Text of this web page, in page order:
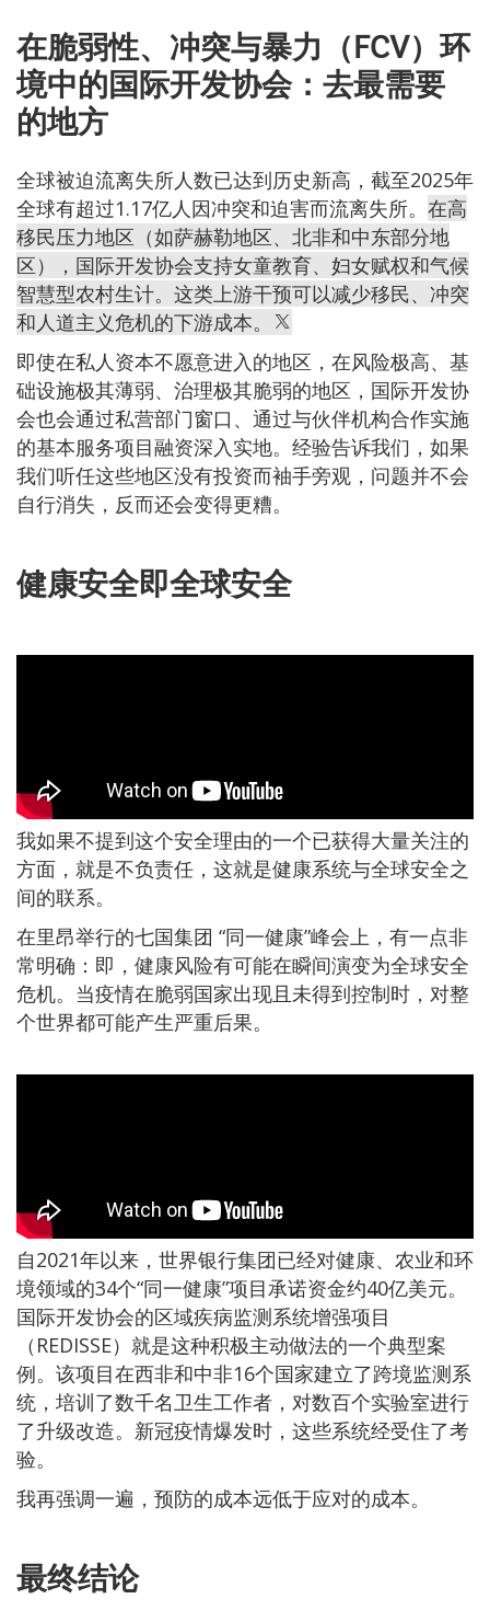
在脆弱性、冲突与暴力（FCV）环
境中的国际开发协会：去最需要
的地方
全球被迫流离失所人数已达到历史新高，截至2025年
全球有超过1.17亿人因冲突和迫害而流离失所。 在高
移民压力地区（如萨赫勒地区、北非和中东部分地
区），国际开发协会支持女童教育、妇女赋权和气候
智慧型农村生计。这类上游干预可以减少移民、冲突
和人道主义危机的下游成本。
即使在私人资本不愿意进入的地区，在风险极高、基
础设施极其薄弱、治理极其脆弱的地区，国际开发协
会也会通过私营部门窗口、通过与伙伴机构合作实施
的基本服务项目融资深入实地。经验告诉我们，如果
我们听任这些地区没有投资而袖手旁观，问题并不会
自行消失，反而还会变得更糟。
健康安全即全球安全
我如果不提到这个安全理由的一个已获得大量关注的
方面，就是不负责任，这就是健康系统与全球安全之
间的联系。
在里昂举行的七国集团 “同一健康”峰会上，有一点非
常明确：即，健康风险有可能在瞬间演变为全球安全
危机。当疫情在脆弱国家出现且未得到控制时，对整
个世界都可能产生严重后果。
自2021年以来，世界银行集团已经对健康、农业和环
境领域的34个“同一健康”项目承诺资金约40亿美元。
国际开发协会的区域疾病监测系统增强项目
（REDISSE）就是这种积极主动做法的一个典型案
例。该项目在西非和中非16个国家建立了跨境监测系
统，培训了数千名卫生工作者，对数百个实验室进行
了升级改造。新冠疫情爆发时，这些系统经受住了考
验。
我再强调一遍，预防的成本远低于应对的成本。
最终结论